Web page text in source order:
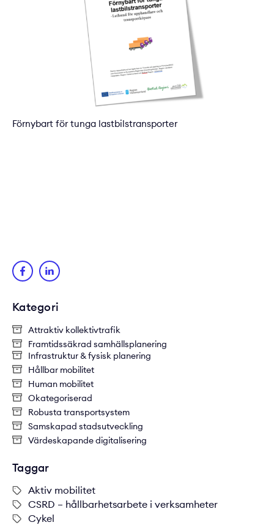
Kategori
Attraktiv kollektivtrafik
Framtidssäkrad samhällsplanering
Infrastruktur & fysisk planering
Hållbar mobilitet
Human mobilitet
Okategoriserad
Robusta transportsystem
Samskapad stadsutveckling
Värdeskapande digitalisering
Taggar
Aktiv mobilitet
CSRD – hållbarhetsarbete i verksamheter
Cykel
Förnybart för tunga lastbilstransporter